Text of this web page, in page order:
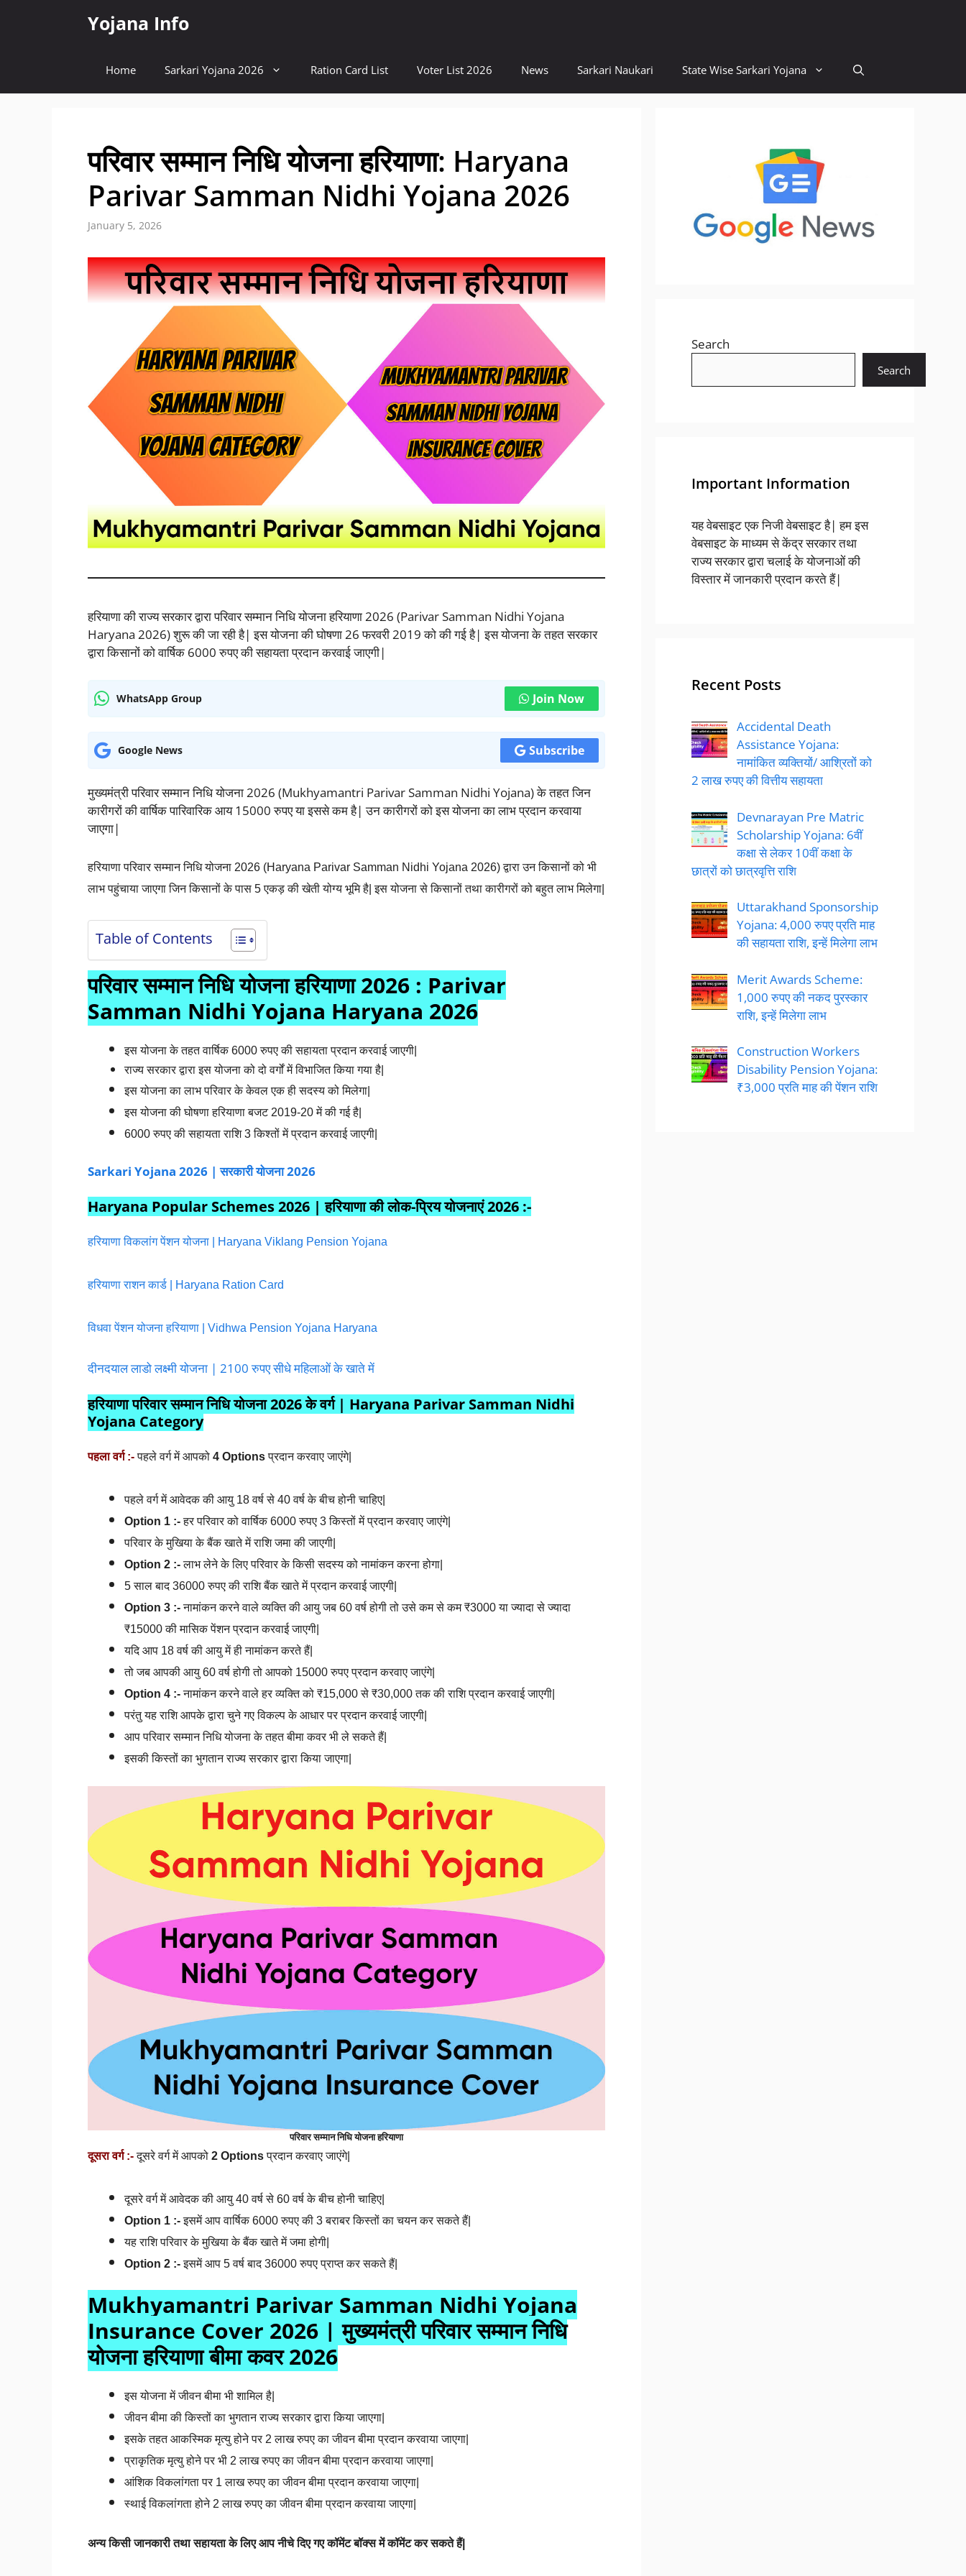
Yojana Info
Home Sarkari Yojana 2026 Ration Card List Voter List 2026 News Sarkari Naukari State Wise Sarkari Yojana
परिवार सम्मान निधि योजना हरियाणा: Haryana
Parivar Samman Nidhi Yojana 2026
January 5, 2026
हरियाणा की राज्य सरकार द्वारा परिवार सम्मान निधि योजना हरियाणा 2026 (Parivar Samman Nidhi Yojana
Haryana 2026) शुरू की जा रही है| इस योजना की घोषणा 26 फरवरी 2019 को की गई है| इस योजना के तहत सरकार
द्वारा किसानों को वार्षिक 6000 रुपए की सहायता प्रदान करवाई जाएगी|
WhatsApp Group Join Now
Google News Subscribe
मुख्यमंत्री परिवार सम्मान निधि योजना 2026 (Mukhyamantri Parivar Samman Nidhi Yojana) के तहत जिन
कारीगरों की वार्षिक पारिवारिक आय 15000 रुपए या इससे कम है| उन कारीगरों को इस योजना का लाभ प्रदान करवाया
जाएगा|
हरियाणा परिवार सम्मान निधि योजना 2026 (Haryana Parivar Samman Nidhi Yojana 2026) द्वारा उन किसानों को भी
लाभ पहुंचाया जाएगा जिन किसानों के पास 5 एकड़ की खेती योग्य भूमि है| इस योजना से किसानों तथा कारीगरों को बहुत लाभ मिलेगा|
Table of Contents
परिवार सम्मान निधि योजना हरियाणा 2026 : Parivar
Samman Nidhi Yojana Haryana 2026
इस योजना के तहत वार्षिक 6000 रुपए की सहायता प्रदान करवाई जाएगी|
राज्य सरकार द्वारा इस योजना को दोवर्गोंमें विभाजित किया गया है|
इस योजना का लाभ परिवार के केवल एक ही सदस्य को मिलेगा|
इस योजना की घोषणा हरियाणा बजट 2019-20 में की गई है|
6000 रुपए की सहायता राशि 3 किश्तों में प्रदान करवाई जाएगी|
Sarkari Yojana 2026 | सरकारी योजना 2026
Haryana Popular Schemes 2026 | हरियाणा की लोक-प्रिय योजनाएं 2026 :-
हरियाणा विकलांग पेंशन योजना | Haryana Viklang Pension Yojana
हरियाणा राशन कार्ड | Haryana Ration Card
विधवा पेंशन योजना हरियाणा | Vidhwa Pension Yojana Haryana
दीनदयाल लाडो लक्ष्मी योजना | 2100 रुपए सीधे महिलाओं के खाते में
हरियाणा परिवार सम्मान निधि योजना 2026 के वर्ग | Haryana Parivar Samman Nidhi
Yojana Category
पहला वर्ग :- पहले वर्ग में आपको 4 Optionsप्रदान करवाए जाएंगे|
पहले वर्गमें आवेदक की आयु 18 वर्ष से 40 वर्ष के बीच होनी चाहिए|
Option 1 :-हर परिवार को वार्षिक 6000 रुपए 3 किस्तों में प्रदान करवाए जाएंगे|
परिवार के मुखिया के बैंक खाते में राशि जमा की जाएगी|
Option 2 :-लाभ लेने के लिए परिवार के किसी सदस्य को नामांकन करना होगा|
5 साल बाद 36000 रुपए की राशि बैंक खाते में प्रदान करवाई जाएगी|
Option 3 :-नामांकन करने वाले व्यक्ति की आयु जब 60 वर्ष होगी तो उसे कम से कम ₹3000 या ज्यादा से ज्यादा
₹15000 की मासिक पेंशन प्रदान करवाई जाएगी|
यदि आप 18 वर्ष की आयु में ही नामांकन करते हैं|
तो जब आपकी आयु 60 वर्ष होगी तो आपको 15000 रुपए प्रदान करवाए जाएंगे|
Option 4 :-नामांकन करने वाले हर व्यक्ति को ₹15,000 से ₹30,000 तक की राशि प्रदान करवाई जाएगी|
परंतु यह राशि आपके द्वारा चुने गए विकल्प के आधार पर प्रदान करवाई जाएगी|
आप परिवार सम्मान निधि योजना के तहत बीमा कवर भी ले सकते हैं|
इसकी किस्तों का भुगतान राज्य सरकार द्वारा किया जाएगा|
परिवार सम्मान निधि योजना हरियाणा
दूसरा वर्ग :-दूसरे वर्ग में आपको 2 Optionsप्रदान करवाए जाएंगे|
दूसरे वर्गमें आवेदक की आयु 40 वर्ष से 60 वर्ष के बीच होनी चाहिए|
Option 1 :- इसमें आप वार्षिक 6000 रुपए की 3 बराबर किस्तों का चयन कर सकते हैं|
यह राशि परिवार के मुखिया के बैंक खाते में जमा होगी|
Option 2 :- इसमें आप 5 वर्ष बाद 36000 रुपए प्राप्त कर सकते हैं|
Mukhyamantri Parivar Samman Nidhi Yojana
Insurance Cover 2026 | मुख्यमंत्री परिवार सम्मान निधि
योजना हरियाणा बीमा कवर 2026
इस योजना में जीवन बीमा भी शामिल है|
जीवन बीमा की किस्तों का भुगतान राज्य सरकार द्वारा किया जाएगा|
इसके तहत आकस्मिक मृत्यु होने पर 2 लाख रुपए का जीवन बीमा प्रदान करवाया जाएगा|
प्राकृतिक मृत्यु होने पर भी 2 लाख रुपए का जीवन बीमा प्रदान करवाया जाएगा|
आंशिक विकलांगता पर 1 लाख रुपए का जीवन बीमा प्रदान करवाया जाएगा|
स्थाई विकलांगता होने 2 लाख रुपए का जीवन बीमा प्रदान करवाया जाएगा|
अन्य किसी जानकारी तथा सहायता के लिए आप नीचे दिए गए कॉमेंट बॉक्स में कॉमेंट कर सकते हैं|
Search
Search
Important Information
यह वेबसाइट एक निजी वेबसाइट है| हम इस
वेबसाइट के माध्यम से केंद्र सरकार तथा
राज्य सरकार द्वारा चलाई के योजनाओं की
विस्तार में जानकारी प्रदान करते हैं|
Recent Posts
Accidental Death
Assistance Yojana:
नामांकित व्यक्तियों/ आश्रितों को
2 लाख रुपए की वित्तीय सहायता
Devnarayan Pre Matric
Scholarship Yojana: 6वीं
कक्षा से लेकर 10वीं कक्षा के
छात्रों को छात्रवृत्ति राशि
Uttarakhand Sponsorship
Yojana: 4,000 रुपए प्रति माह
की सहायता राशि, इन्हें मिलेगा लाभ
Merit Awards Scheme:
1,000 रुपए की नकद पुरस्कार
राशि, इन्हें मिलेगा लाभ
Construction Workers
Disability Pension Yojana:
₹3,000 प्रति माह की पेंशन राशि